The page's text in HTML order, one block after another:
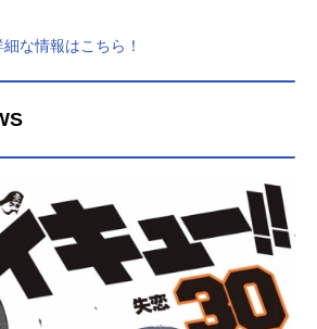
な情報はこちら！